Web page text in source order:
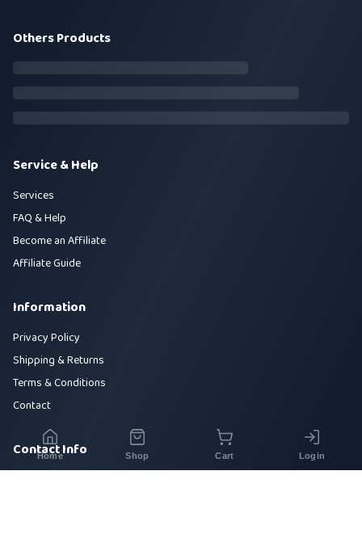
Others Products
Service & Help
Services
FAQ & Help
Become an Affiliate
Affiliate Guide
Information
Privacy Policy
Shipping & Returns
Terms & Conditions
Contact
Contact Info
Home Shop Cart Login